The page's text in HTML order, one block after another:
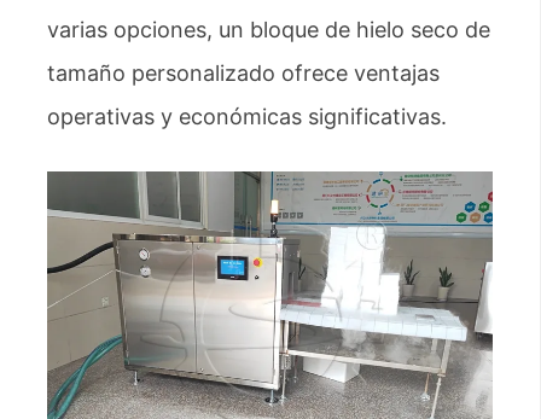
varias opciones, un bloque de hielo seco de
tamaño personalizado ofrece ventajas
operativas y económicas significativas.